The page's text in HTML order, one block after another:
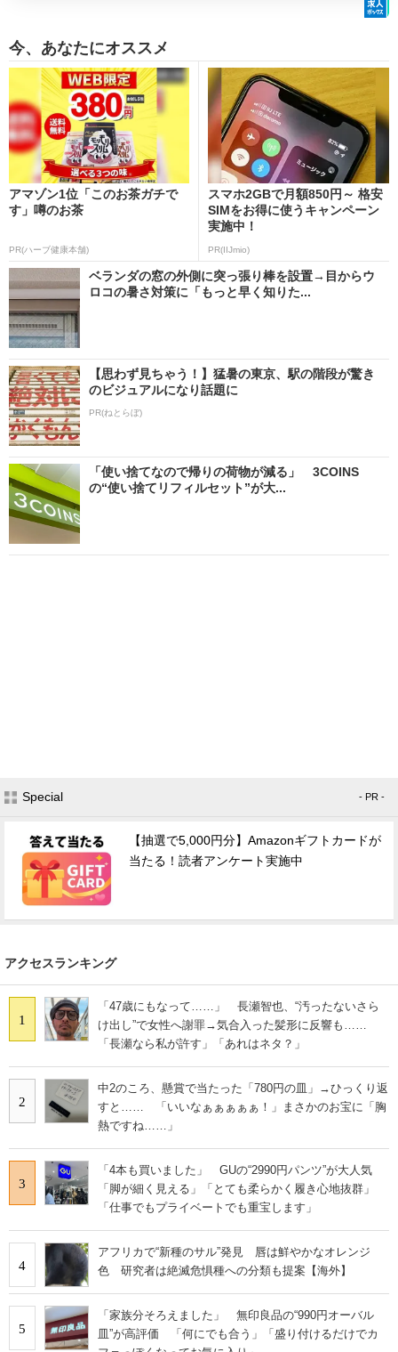
今、あなたにオススメ
アマゾン1位「このお茶ガチで
す」噂のお茶
PR(ハーブ健康本舗)
スマホ2GBで月額850円～ 格安
SIMをお得に使うキャンペーン
実施中！
PR(IIJmio)
ベランダの窓の外側に突っ張り棒を設置→目からウ
ロコの暑さ対策に「もっと早く知りた...
【思わず見ちゃう！】猛暑の東京、駅の階段が驚き
のビジュアルになり話題に
PR(ねとらぼ)
「使い捨てなので帰りの荷物が減る」 3COINS
の“使い捨てリフィルセット”が大...
Special - PR -
【抽選で5,000円分】Amazonギフトカードが
当たる！読者アンケート実施中
アクセスランキング
1
「47歳にもなって……」 長瀬智也、“汚ったないさら
け出し”で女性へ謝罪→気合入った髪形に反響も……
「長瀬なら私が許す」「あれはネタ？」
2
中2のころ、懸賞で当たった「780円の皿」→ひっくり返
すと…… 「いいなぁぁぁぁぁ！」まさかのお宝に「胸
熱ですね……」
3
「4本も買いました」 GUの“2990円パンツ”が大人気
「脚が細く見える」「とても柔らかく履き心地抜群」
「仕事でもプライベートでも重宝します」
4
アフリカで“新種のサル”発見 唇は鮮やかなオレンジ
色 研究者は絶滅危惧種への分類も提案【海外】
5
「家族分そろえました」 無印良品の“990円オーバル
皿”が高評価 「何にでも合う」「盛り付けるだけでカ